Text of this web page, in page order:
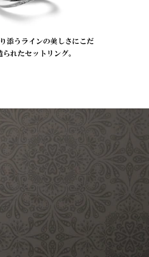
添うラインの美しさにこだ
れたセットリング。